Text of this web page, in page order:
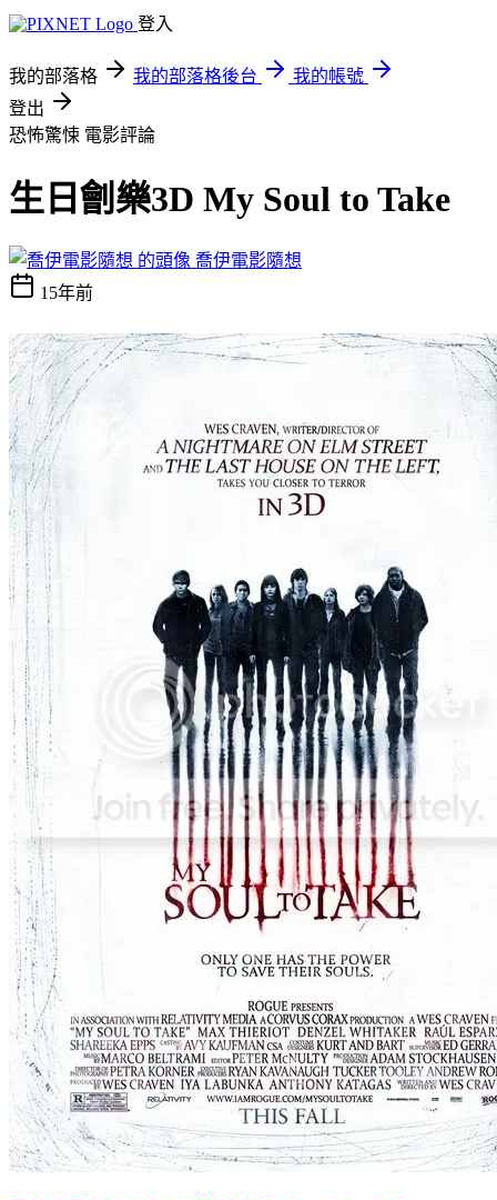
登入
我的部落格 我的部落格後台
我的帳號
登出
恐怖驚悚 電影評論
生日劊樂3D My Soul to Take
喬伊電影隨想
15年前